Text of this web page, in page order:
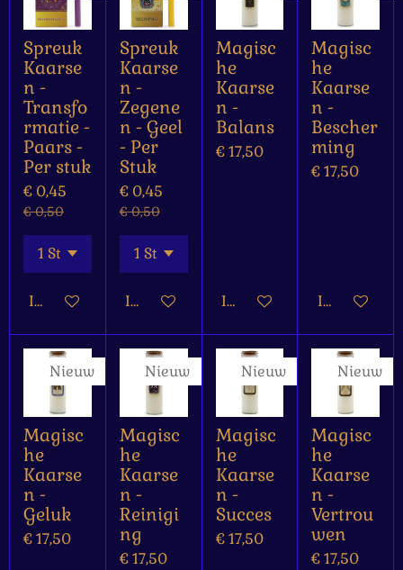
Spreuk
Kaarse
n -
Transfo
rmatie -
Paars -
Per stuk
€ 0,45
€ 0,50
In winkelwagen
Spreuk
Kaarse
n -
Zegene
n - Geel
- Per
Stuk
€ 0,45
€ 0,50
In winkelwagen
Magisc
he
Kaarse
n -
Balans
€ 17,50
In winkelwagen
Magisc
he
Kaarse
n -
Bescher
ming
€ 17,50
In
Nieuw
Magisc
he
Kaarse
n -
Geluk
€ 17,50
Nieuw
Magisc
he
Kaarse
n -
Reinigi
ng
€ 17,50
Nieuw
Magisc
he
Kaarse
n -
Succes
€ 17,50
Nieuw
Magisc
he
Kaarse
n -
Vertrou
wen
€ 17,50